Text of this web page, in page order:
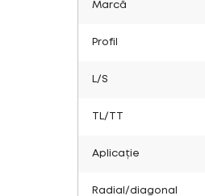
Marcă
Profil
L/S
TL/TT
Aplicație
Radial/diagonal